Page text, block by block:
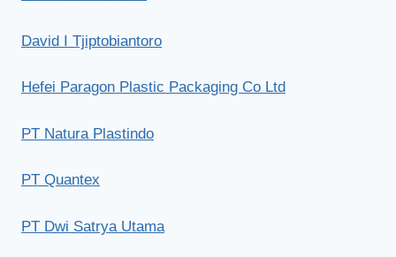
David I Tjiptobiantoro
Hefei Paragon Plastic Packaging Co Ltd
PT Natura Plastindo
PT Quantex
PT Dwi Satrya Utama